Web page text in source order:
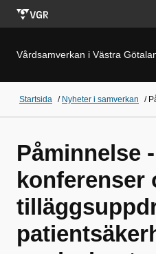
Vårdsamverkan i Västra
Startsida / Nyheter i samverkan /
Påminnelse
konferenser